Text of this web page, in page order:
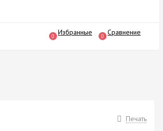
0 Избранные 0 Сравнение
Печать